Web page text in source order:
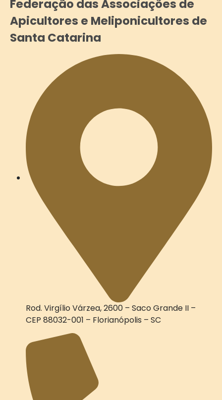
Federação das Associações de
Apicultores e Meliponicultores de
Santa Catarina
Rod. Virgílio Várzea, 2600 – Saco Grande II –
CEP 88032-001 – Florianópolis – SC